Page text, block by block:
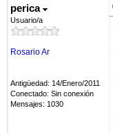
perica
Usuario/a
Rosario Ar
Antigüedad: 14/Enero/2011
Conectado: Sin conexión
Mensajes: 1030